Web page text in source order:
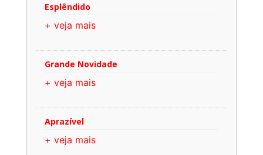
Esplêndido
+ veja mais
Grande Novidade
+ veja mais
Aprazível
+ veja mais